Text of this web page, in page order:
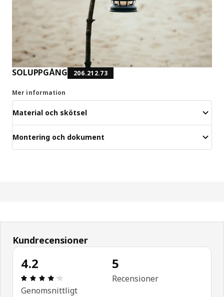
SOLUPPGÅNG 206.212.73
Mer information
Material och skötsel
Montering och dokument
Kundrecensioner
4.2
Recension: 4.2 utav 5 stjärnor. Totalt antal
Genomsnittligt
5
Recensioner